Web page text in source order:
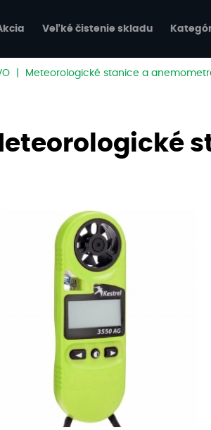
Veľké čistenie skladu
Meteorologické stanice a